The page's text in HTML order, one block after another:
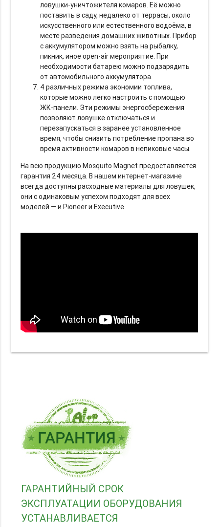
ловушки-уничтожителя комаров. Её можно
поставить в саду, недалеко от террасы, около
искусственного или естественного водоёма, в
месте разведения домашних животных. Прибор
с аккумулятором можно взять на рыбалку,
пикник, иное open-air мероприятие. При
необходимости батарею можно подзарядить
от автомобильного аккумулятора.
4 различных режима экономии топлива,
которые можно легко настроить с помощью
ЖК-панели. Эти режимы энергосбережения
позволяют ловушке отключаться и
перезапускаться в заранее установленное
время, чтобы снизить потребление пропана во
время активности комаров в непиковые часы.
На всю продукцию Mosquito Magnet предоставляется
гарантия 24 месяца. В нашем интернет-магазине
всегда доступны расходные материалы для ловушек,
они с одинаковым успехом подходят для всех
моделей — и Pioneer и Executive.
ГАРАНТИЙНЫЙ СРОК
ЭКСПЛУАТАЦИИ ОБОРУДОВАНИЯ
УСТАНАВЛИВАЕТСЯ